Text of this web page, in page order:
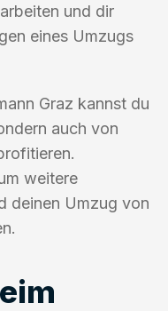
und dir
eines Umzugs
Graz kannst du
auch von
weitere
deinen Umzug von